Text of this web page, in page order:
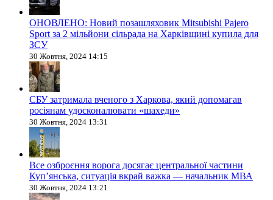
ОНОВЛЕНО: Новий позашляховик Mitsubishi Pajero
Sport за 2 мільйони сільрада на Харківщині купила для
ЗСУ
30 Жовтня, 2024 14:15
СБУ затримала вченого з Харкова, який допомагав
росіянам удосконалювати «шахеди»
30 Жовтня, 2024 13:31
Все озброєння ворога досягає центральної частини
Куп’янська, ситуація вкрай важка — начальник МВА
30 Жовтня, 2024 13:21